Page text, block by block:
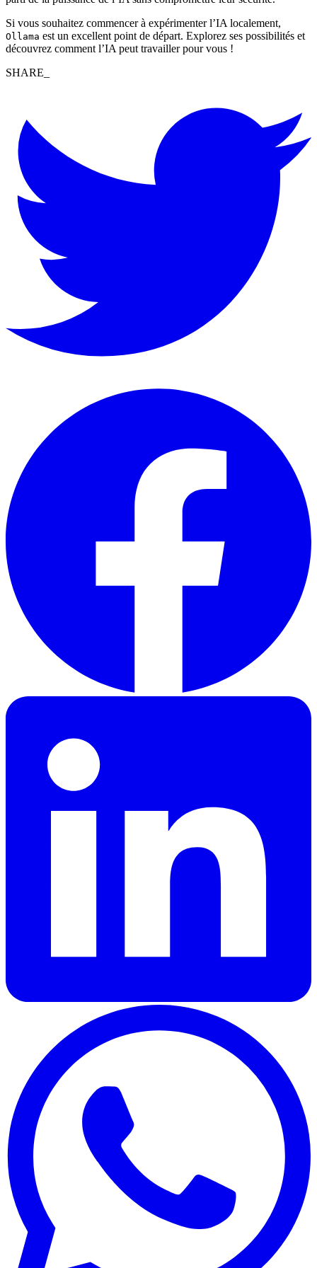
Si vous souhaitez commencer à expérimenter l’IA localement,
Ollama est un excellent point de départ. Explorez ses possibilités et
découvrez comment l’IA peut travailler pour vous !
SHARE_